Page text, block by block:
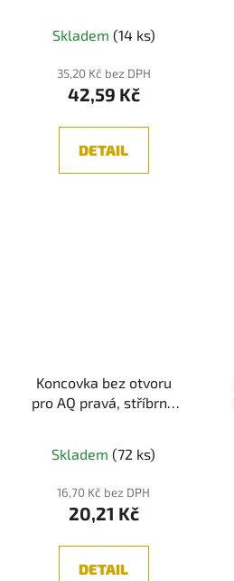
Skladem (14 ks)
35,20 Kč bez DPH
42,59 Kč
DETAIL
Koncovka bez otvoru
pro AQ pravá, stříbrná
Skladem (72 ks)
16,70 Kč bez DPH
20,21 Kč
DETAIL